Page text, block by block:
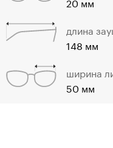
длина
148 мм
ширина
50 мм